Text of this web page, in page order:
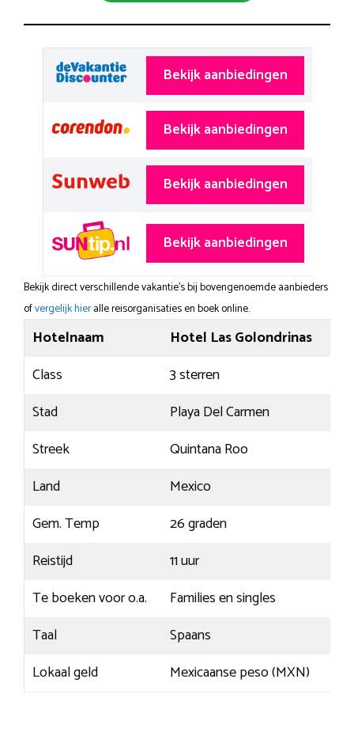
Bekijk aanbiedingen
Bekijk aanbiedingen
Bekijk aanbiedingen
Bekijk aanbiedingen
Bekijk direct verschillende vakantie's bij bovengenoemde aanbieders
ofvergelijk hieralle reisorganisaties en boek online.
Hotelnaam
Hotel Las Golondrinas
Class
3 sterren
Stad
Playa Del Carmen
Streek
Quintana Roo
Land
Mexico
Gem. Temp
26 graden
Reistijd
11 uur
Te boeken voor o.a.
Families en singles
Taal
Spaans
Lokaal geld
Mexicaanse peso (MXN)